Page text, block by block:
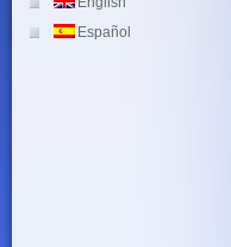
Español